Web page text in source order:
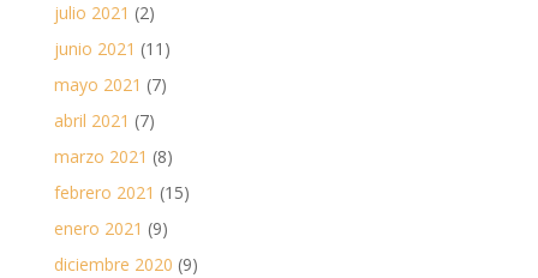
julio 2021 (2)
junio 2021 (11)
mayo 2021 (7)
abril 2021 (7)
marzo 2021 (8)
febrero 2021 (15)
enero 2021 (9)
diciembre 2020 (9)